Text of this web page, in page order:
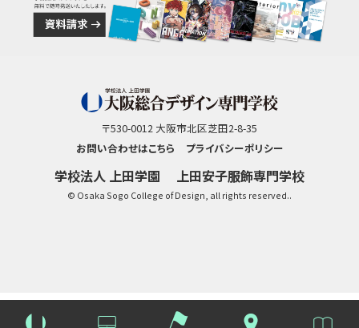
〒530-0012 大阪市北区芝田2-8-35
お問い合わせはこちら
プライバシーポリシー
学校法人 上田学園 上田安子服飾専門学校
© Osaka Sogo College of Design, all rights reserved..